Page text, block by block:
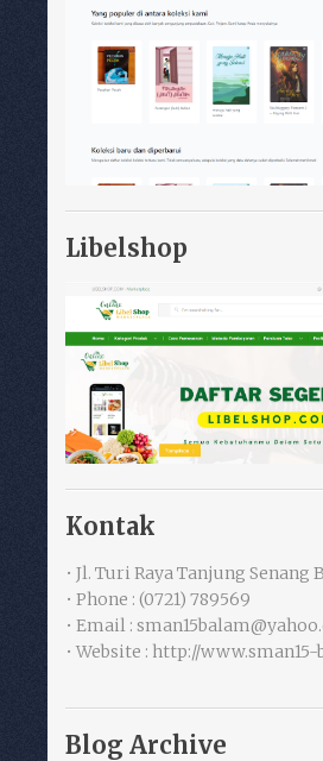
Libelshop
Kontak
• Jl. Turi Raya Tanjung Senang
• Phone : (0721) 789569
• Email :
• Website : http://www.sman15-
Blog Archive